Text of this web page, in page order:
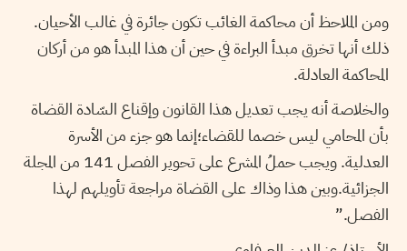
ومن الملاحظ أن محاكمة الغائب تكون جائرة في غالب الأحيان.
ذلك أنها تخرق مبدأ البراءة في حين أن هذا المبدأ هو من أركان
المحاكمة العادلة.
والخلاصة أنه يجب تعديل هذا القانون وإقناع السّادة القضاة
بأن المحامي ليس خصما للقضاء؛إنما هو جزء من الأسرة
العدلية. ويجب حملُ المشرع على تحوير الفصل 141 من المجلة
الجزائية.وبين هذا وذاك على القضاة مراجعة تأويلهم لهذا
الفصل.”